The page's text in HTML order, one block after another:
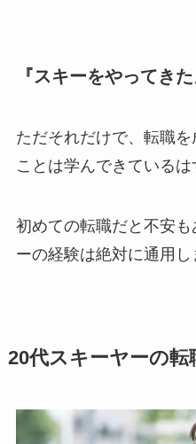
『スキーをやってきた
ただそれだけで、転職
ことは学んできているは
初めての転職だと不安
ーの経験は絶対に通用し
20代スキーヤーの転